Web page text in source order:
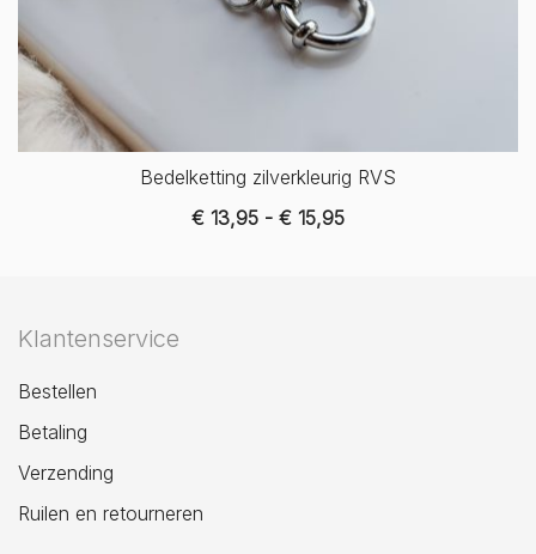
Bedelketting zilverkleurig RVS
€ 13,95 - € 15,95Prijsklasse:
Klantenservice
Bestellen
Betaling
Verzending
Ruilen en retourneren